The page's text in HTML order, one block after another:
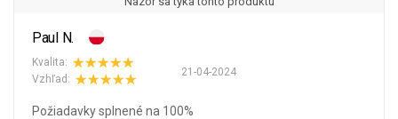
Paul N.
21-04-2024
Kvalita:
Vzhľad:
Požiadavky splnené na 100%